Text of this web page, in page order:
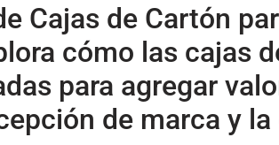
Cajas de Cartón
cómo las cajas
para agregar
de marca y